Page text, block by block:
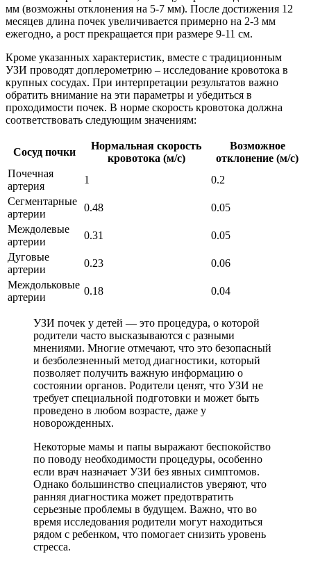
мм (возможны отклонения на 5-7 мм). После достижения 12
месяцев длина почек увеличивается примерно на 2-3 мм
ежегодно, а рост прекращается при размере 9-11 см.
Кроме указанных характеристик, вместе с традиционным
УЗИ проводят доплерометрию – исследование кровотока в
крупных сосудах. При интерпретации результатов важно
обратить внимание на эти параметры и убедиться в
проходимости почек. В норме скорость кровотока должна
соответствовать следующим значениям:
Сосуд почки
Нормальная скорость
кровотока (м/с)
Возможное
отклонение (м/с)
Почечная
артерия
1
0.2
Сегментарные
артерии
0.48
0.05
Междолевые
артерии
0.31
0.05
Дуговые
артерии
0.23
0.06
Междольковые
артерии
0.18 0.04
УЗИ почек у детей — это процедура, о которой
родители часто высказываются с разными
мнениями. Многие отмечают, что это безопасный
и безболезненный метод диагностики, который
позволяет получить важную информацию о
состоянии органов. Родители ценят, что УЗИ не
требует специальной подготовки и может быть
проведено в любом возрасте, даже у
новорожденных.
Некоторые мамы и папы выражают беспокойство
по поводу необходимости процедуры, особенно
если врач назначает УЗИ без явных симптомов.
Однако большинство специалистов уверяют, что
ранняя диагностика может предотвратить
серьезные проблемы в будущем. Важно, что во
время исследования родители могут находиться
рядом с ребенком, что помогает снизить уровень
стресса.